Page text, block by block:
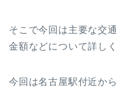
そこで今回は主要な交
金額などについて詳し
今回は名古屋駅付近か